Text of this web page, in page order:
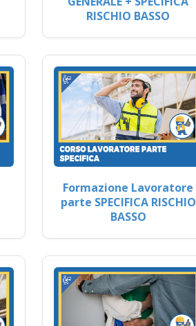
RISCHIO BASSO
Formazione Lavoratore
parte SPECIFICA RISCHIO
BASSO